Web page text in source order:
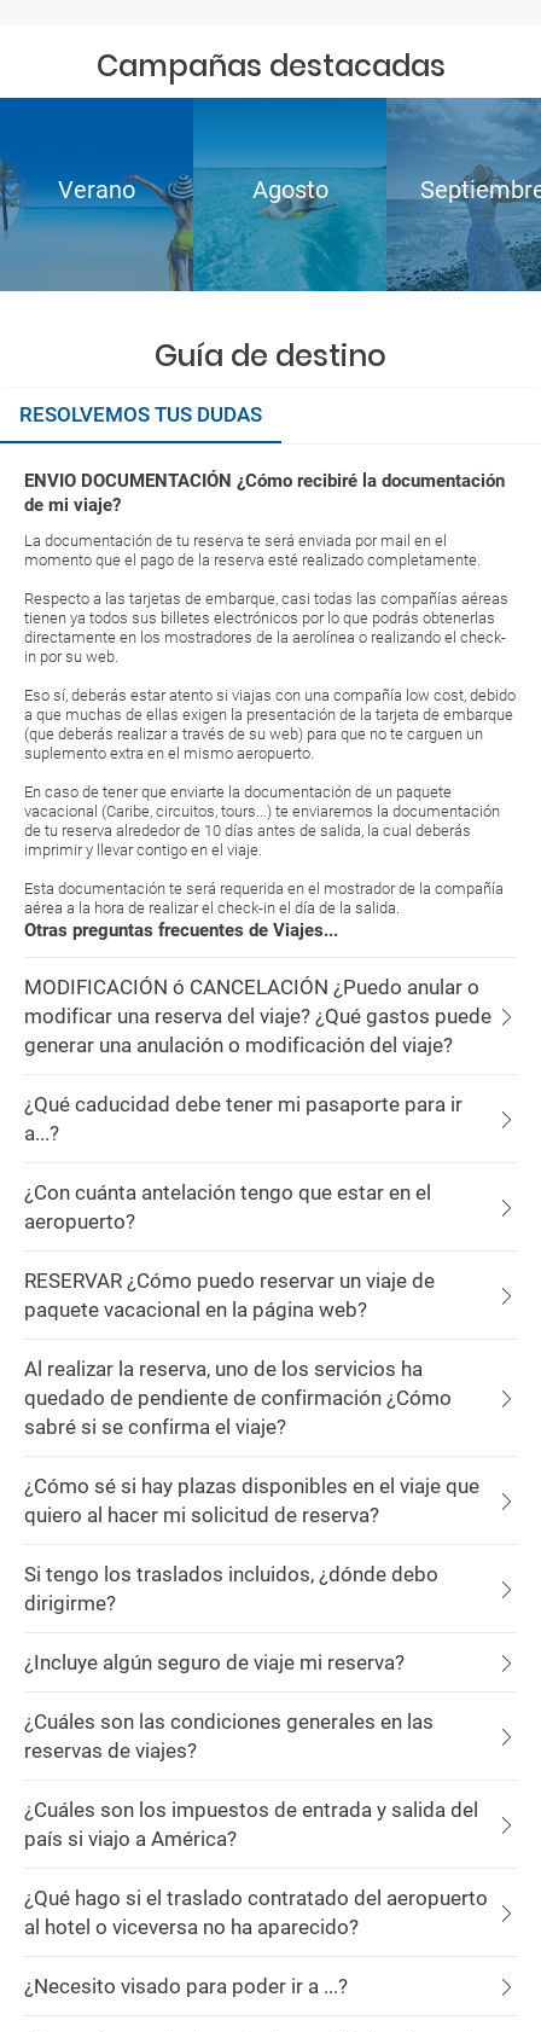
Campañas destacadas
Verano Agosto
Guía de destino
RESOLVEMOS TUS DUDAS
ENVIO DOCUMENTACIÓN ¿Cómo recibiré la documentación
de mi viaje?
La documentación de tu reserva te será enviada por mail en el
momento que el pago de la reserva esté realizado completamente.
Respecto a las tarjetas de embarque, casi todas las compañías aéreas
tienen ya todos sus billetes electrónicos por lo que podrás obtenerlas
directamente en los mostradores de la aerolínea o realizando el check-
in por su web.
Eso sí, deberás estar atento si viajas con una compañía low cost, debido
a que muchas de ellas exigen la presentación de la tarjeta de embarque
(que deberás realizar a través de su web) para que no te carguen un
suplemento extra en el mismo aeropuerto.
En caso de tener que enviarte la documentación de un paquete
vacacional (Caribe, circuitos, tours...) te enviaremos la documentación
de tu reserva alrededor de 10 días antes de salida, la cual deberás
imprimir y llevar contigo en el viaje.
Esta documentación te será requerida en el mostrador de la compañía
aérea a la hora de realizar el check-in el día de la salida.
Otras preguntas frecuentes de Viajes...
MODIFICACIÓN ó CANCELACIÓN ¿Puedo anular o
modificar una reserva del viaje? ¿Qué gastos puede
generar una anulación o modificación del viaje?
¿Qué caducidad debe tener mi pasaporte para ir
a...?
¿Con cuánta antelación tengo que estar en el
aeropuerto?
RESERVAR ¿Cómo puedo reservar un viaje de
paquete vacacional en la página web?
Al realizar la reserva, uno de los servicios ha
quedado de pendiente de confirmación ¿Cómo
sabré si se confirma el viaje?
¿Cómo sé si hay plazas disponibles en el viaje que
quiero al hacer mi solicitud de reserva?
Si tengo los traslados incluidos, ¿dónde debo
dirigirme?
¿Incluye algún seguro de viaje mi reserva?
¿Cuáles son las condiciones generales en las
reservas de viajes?
¿Cuáles son los impuestos de entrada y salida del
país si viajo a América?
¿Qué hago si el traslado contratado del aeropuerto
al hotel o viceversa no ha aparecido?
¿Necesito visado para poder ir a ...?